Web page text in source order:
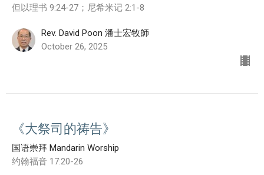
但以理书 9:24-27；尼希米记 2:1-8
Rev. David Poon 潘士宏牧師
October 26, 2025
《大祭司的祷告》
国语崇拜 Mandarin Worship
约翰福音 17:20-26